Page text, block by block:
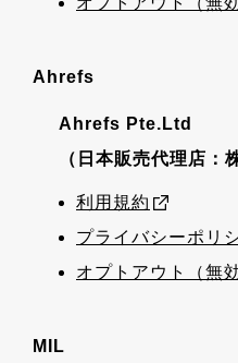
Ahrefs
Ahrefs Pte.Ltd
（日本販売代理店：
利用規約
プライバシーポリ
オプトアウト（無
MIL